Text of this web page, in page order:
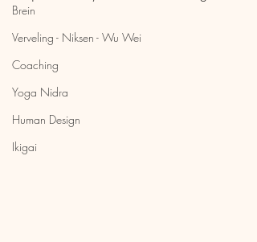
Brein
Verveling - Niksen - Wu Wei
Coaching
Yoga Nidra
Human Design
Ikigai